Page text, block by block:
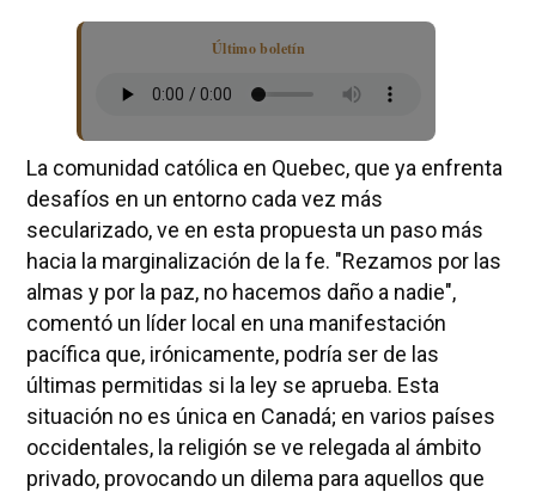
Último boletín
La comunidad católica en Quebec, que ya enfrenta
desafíos en un entorno cada vez más
secularizado, ve en esta propuesta un paso más
hacia la marginalización de la fe. "Rezamos por las
almas y por la paz, no hacemos daño a nadie",
comentó un líder local en una manifestación
pacífica que, irónicamente, podría ser de las
últimas permitidas si la ley se aprueba. Esta
situación no es única en Canadá; en varios países
occidentales, la religión se ve relegada al ámbito
privado, provocando un dilema para aquellos que